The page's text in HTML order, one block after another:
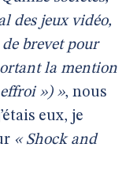
des jeux vidéo,
brevet pour
la mention
») », nous
eux, je
« Shock and